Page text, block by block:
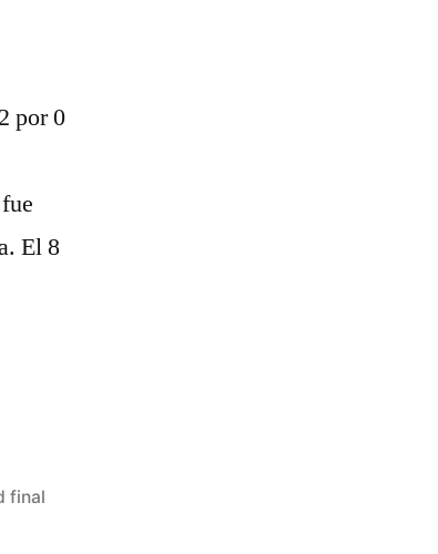
por 0
El 8
final